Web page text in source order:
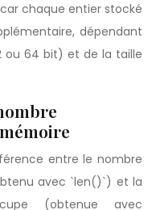
chaque entier stocké
dépendant
ou 64 bit) et de la taille
entre le nombre
avec `len()`) et la
(obtenue avec